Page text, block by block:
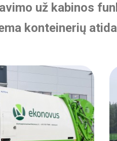
už kabinos
konteinerių